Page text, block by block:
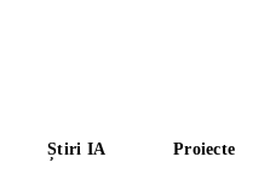
Știri IA Proiecte